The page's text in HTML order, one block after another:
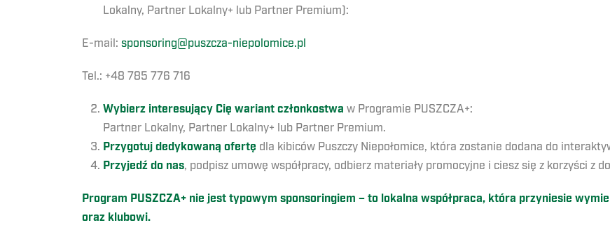
Lokalny, Partner Lokalny+ lub Partner Premium):
E-mail: sponsoring@puszcza-niepolomice.pl
Tel.: +48 785 776 716
Wybierz interesujący Cię wariant członkostwa w Programie PUSZCZA+:
Partner Lokalny, Partner Lokalny+ lub Partner Premium.
Przygotuj dedykowaną ofertę dla kibiców Puszczy Niepołomice, która zostanie dodana do
Przyjedź do nas, podpisz umowę współpracy, odbierz materiały promocyjne i ciesz się z korzyści z
Program PUSZCZA+ nie jest typowym sponsoringiem – to lokalna współpraca, która przyniesie
oraz klubowi.